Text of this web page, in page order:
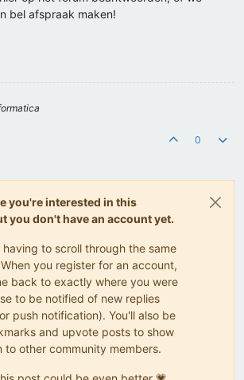
bel afspraak maken!
0
you're interested in this
you don't have an account yet.
to scroll through the same
you register for an account,
back to exactly where you were
to be notified of new replies
push notification). You'll also be
and upvote posts to show
to other community members.